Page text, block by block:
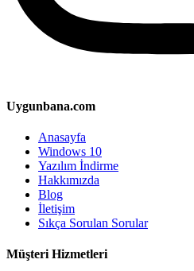
Uygunbana.com
Anasayfa
Windows 10
Yazılım İndirme
Hakkımızda
Blog
İletişim
Sıkça Sorulan Sorular
Müşteri Hizmetleri